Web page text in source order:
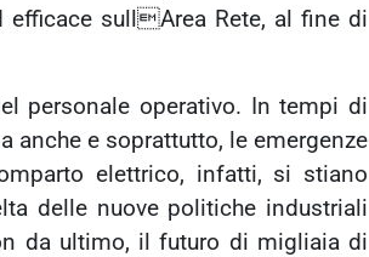
sullArea Rete, al fine di
personale operativo. In tempi di
anche e soprattutto, le emergenze
elettrico, infatti, si stiano
delle nuove politiche industriali
da ultimo, il futuro di migliaia di